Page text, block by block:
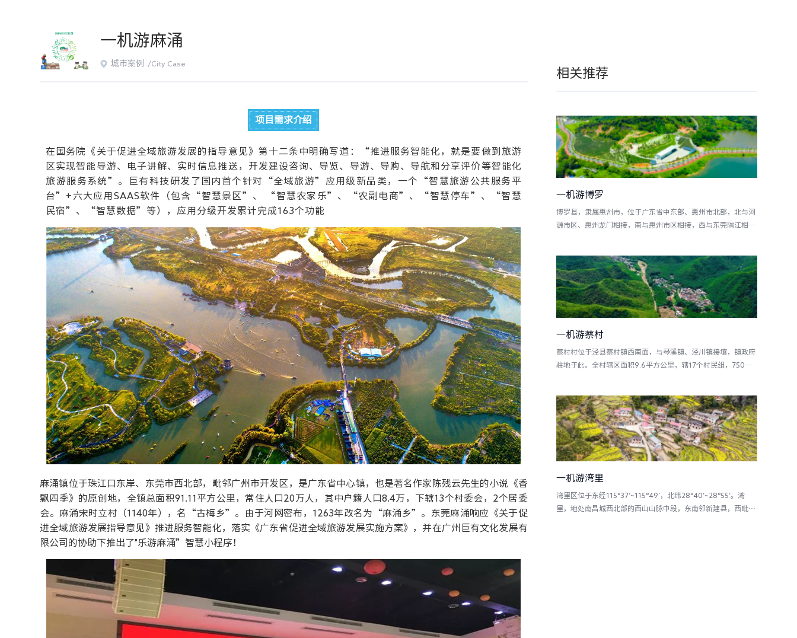
一机游麻涌
城市案例 /City Case
项目需求介绍
在国务院《关于促进全域旅游发展的指导意见》第十二条中明确写道：“推进服务智能化，就是要做到旅游
区实现智能导游、电子讲解、实时信息推送，开发建设咨询、导览、导游、导购、导航和分享评价等智能化
旅游服务系统”。巨有科技研发了国内首个针对“全域旅游”应用级新品类，一个“智慧旅游公共服务平
台”+六大应用SAAS软件（包含“智慧景区”、 “智慧农家乐”、“农副电商”、“智慧停车”、“智慧
民宿”、“智慧数据”等），应用分级开发累计完成163个功能
麻涌镇位于珠江口东岸、东莞市西北部，毗邻广州市开发区，是广东省中心镇，也是著名作家陈残云先生的小说《香
飘四季》的原创地，全镇总面积91.11平方公里，常住人口20万人，其中户籍人口8.4万，下辖13个村委会，2个居委
会。麻涌宋时立村（1140年），名“古梅乡”。由于河网密布，1263年改名为“麻涌乡”。东莞麻涌响应《关于促
进全域旅游发展指导意见》推进服务智能化，落实《广东省促进全域旅游发展实施方案》，并在广州巨有文化发展有
限公司的协助下推出了"乐游麻涌”智慧小程序！
相关推荐
一机游博罗
博罗县，隶属惠州市，位于广东省中东部、惠州市北部，北与河
源市区、惠州龙门相接，南与惠州市区相接，西与东莞隔江相
里，下辖17个镇，2017年常住人口106.94万人，2017年地区生
产总值680.37亿元。2017年全国百强县第55名
一机游蔡村
蔡村村位于泾县蔡村镇西南面，与琴溪镇、泾川镇接壤，镇政府
驻地于此。全村辖区面积9.6平方公里，辖17个村民组，750
和商业中心。境内风景优美、交通便利。
一机游湾里
湾里区位于东经115°37′~115°49′，北纬28°40′~28°55′。湾
里，地处南昌城西北部的西山山脉中段，东南邻新建县，西毗安